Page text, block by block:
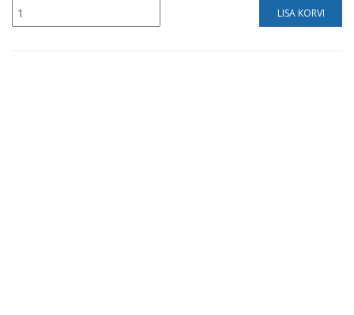
LISA KORVI